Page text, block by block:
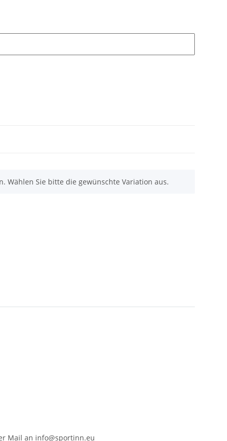
Wählen Sie bitte die gewünschte Variation aus.
Mail an info@sportinn.eu